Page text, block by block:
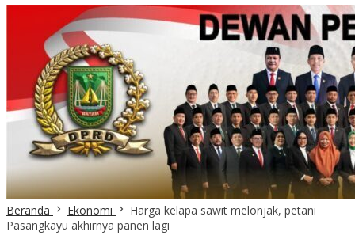
Beranda Ekonomi
Harga kelapa sawit melonjak, petani
Pasangkayu akhirnya panen lagi